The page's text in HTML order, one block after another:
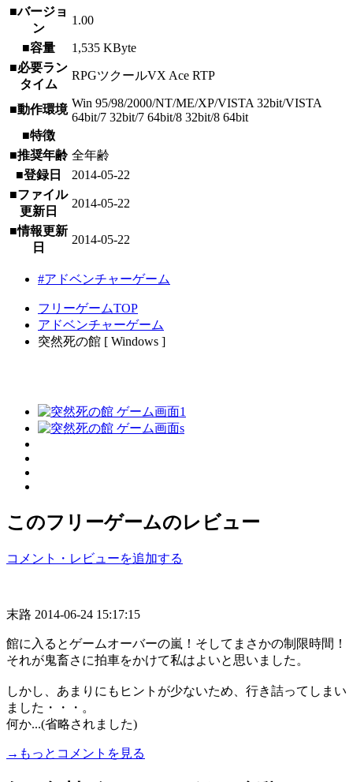
■バージョ
ン
1.00
■容量
1,535 KByte
■必要ラン
タイム
RPGツクールVX Ace RTP
■動作環境 Win 95/98/2000/NT/ME/XP/VISTA 32bit/VISTA
64bit/7 32bit/7 64bit/8 32bit/8 64bit
■特徴
■推奨年齢 全年齢
■登録日
2014-05-22
■ファイル
更新日
2014-05-22
■情報更新
日
2014-05-22
#アドベンチャーゲーム
フリーゲームTOP
アドベンチャーゲーム
突然死の館 [ Windows ]
このフリーゲームのレビュー
コメント・レビューを追加する
末路 2014-06-24 15:17:15
館に入るとゲームオーバーの嵐！そしてまさかの制限時間！
それが鬼畜さに拍車をかけて私はよいと思いました。
しかし、あまりにもヒントが少ないため、行き詰ってしまい
ました・・・。
何か...(省略されました)
→もっとコメントを見る